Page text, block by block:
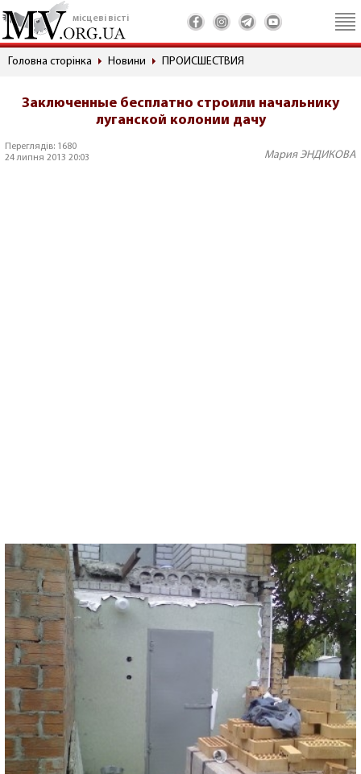
місцеві вісті
Головна сторінка Новини ПРОИСШЕСТВИЯ
Заключенные бесплатно строили начальнику
луганской колонии дачу
Переглядів: 1680
24 липня 2013 20:03
Мария ЭНДИКОВА